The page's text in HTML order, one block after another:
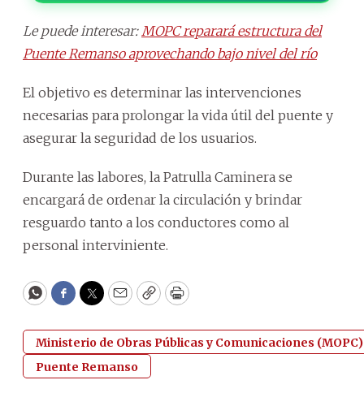
Le puede interesar: MOPC reparará estructura del
Puente Remanso aprovechando bajo nivel del río
El objetivo es determinar las intervenciones
necesarias para prolongar la vida útil del puente y
asegurar la seguridad de los usuarios.
Durante las labores, la Patrulla Caminera se
encargará de ordenar la circulación y brindar
resguardo tanto a los conductores como al
personal interviniente.
WhatsApp
Facebook
Twitter
EmailCopyPrint
Ministerio de Obras Públicas y Comunicaciones (MOPC)
Puente Remanso